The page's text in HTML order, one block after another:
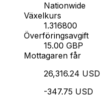
Nationwide
Växelkurs
1.316800
Överföringsavgift
15.00 GBP
Mottagaren får
26,316.24 USD
-347.75 USD